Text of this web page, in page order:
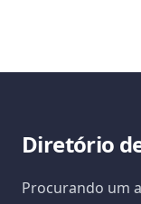
Diretório
Procurando um